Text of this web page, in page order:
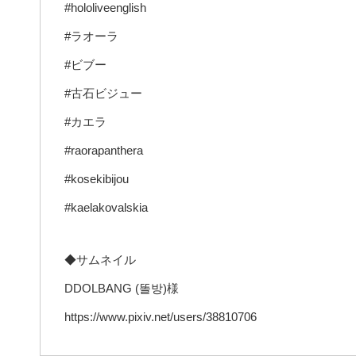
#hololiveenglish
#ラオーラ
#ビブー
#古石ビジュー
#カエラ
#raorapanthera
#kosekibijou
#kaelakovalskia
◆サムネイル
DDOLBANG (똘방)様
https://www.pixiv.net/users/38810706